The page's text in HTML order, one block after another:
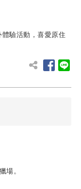
驗活動，喜愛原住
場。